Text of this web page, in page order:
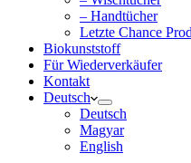
– Handtücher
Letzte Chance
Biokunststoff
Für Wiederverkäufer
Kontakt
Deutsch
Deutsch
Magyar
English